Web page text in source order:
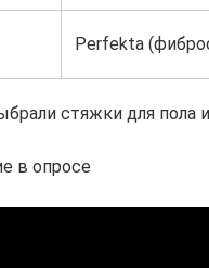
Perfekta
стяжки для пола
в опросе